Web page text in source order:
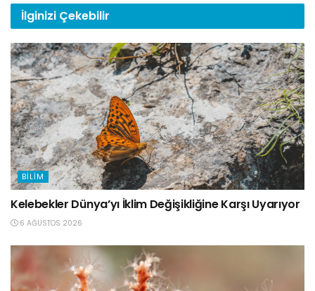
İlginizi Çekebilir
BILIM
Kelebekler Dünya’yı İklim Değişikliğine Karşı Uyarıyor
6 AĞUSTOS 2026